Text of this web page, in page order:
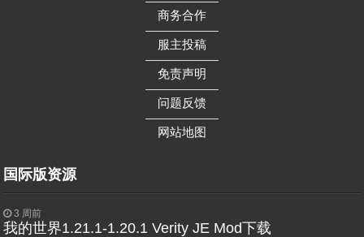
商务合作
——————
服主投稿
——————
免责声明
——————
问题反馈
——————
网站地图
国际版资源
3 周前
我的世界1.21.1-1.20.1 Verity JE Mod下载